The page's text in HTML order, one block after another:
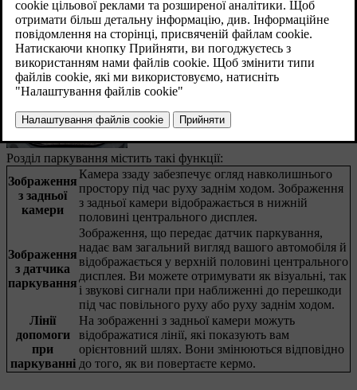
Розділ паркування містить такі функції:
Зображення
з задньої
камери
Камера ззаду забезпечує огляд навколишнього
простору під час руху заднім ходом. Зображення
з задньої камери відображається в нижній
половині центрального дисплея.
Зображення
з датчика
паркування
Зображення, що передає датчик паркування,
надає вам загальний вигляд вашого автомобіля й
відображається у верхній половині центрального
дисплея. Ви можете отримувати як візуальні, так
і звукові сигнали при наближенні до перешкоди
під час повільного руху або руху заднім ходом.
Лінії
допомоги
при
паркуванні
На зображенні з задньої камери можуть
відображатися лінії, які показують вам
орієнтовний шлях. Вони змінюються відповідно
до того, як ви повертаєте кермо.